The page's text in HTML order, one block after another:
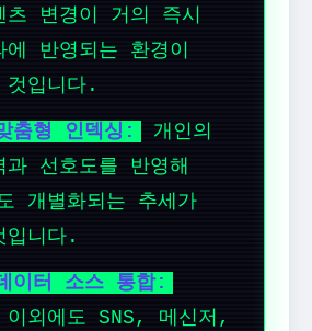
츠 변경이 거의 즉시
에 반영되는 환경이
것입니다.
춤형 인덱싱:
개인의
과 선호도를 반영해
개별화되는 추세가
입니다.
이터 소스 통합:
이외에도 SNS, 메신저,